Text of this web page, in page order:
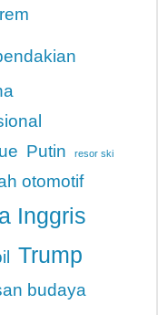
Putin resor ski
otomotif
Inggris
Trump
budaya